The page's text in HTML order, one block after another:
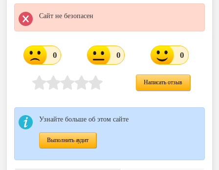
Сайт не безопасен
0 0 0
Написать отзыв
Узнайте больше об этом сайте
Выполнить аудит